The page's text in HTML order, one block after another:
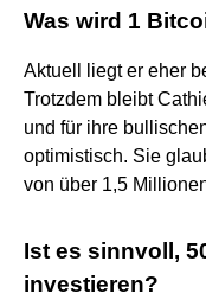
Was wird 1
Aktuell liegt er eher
Trotzdem bleibt
und für ihre
optimistisch. Sie
von über 1,5
Ist es sinnvoll,
investieren?